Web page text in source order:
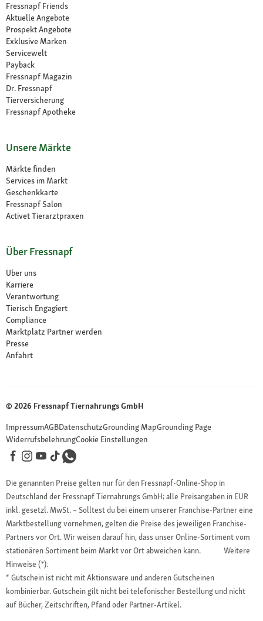
Fressnapf Friends
Aktuelle Angebote
Prospekt Angebote
Exklusive Marken
Servicewelt
Payback
Fressnapf Magazin
Dr. Fressnapf
Tierversicherung
Fressnapf Apotheke
Unsere Märkte
Märkte finden
Services im Markt
Geschenkkarte
Fressnapf Salon
Activet Tierarztpraxen
Über Fressnapf
Über uns
Karriere
Verantwortung
Tierisch Engagiert
Compliance
Marktplatz Partner werden
Presse
Anfahrt
© 2026 Fressnapf Tiernahrungs GmbH
ImpressumAGBDatenschutzGrounding MapGrounding Page
WiderrufsbelehrungCookie Einstellungen
Die genannten Preise gelten nur für den Fressnapf-Online-Shop in
Deutschland der Fressnapf Tiernahrungs GmbH; alle Preisangaben in EUR
inkl. gesetzl. MwSt. – Solltest du bei einem unserer Franchise-Partner eine
Marktbestellung vornehmen, gelten die Preise des jeweiligen Franchise-
Partners vor Ort. Wir weisen darauf hin, dass unser Online-Sortiment vom
stationären Sortiment beim Markt vor Ort abweichen kann.
Weitere
Hinweise (*):
* Gutschein ist nicht mit Aktionsware und anderen Gutscheinen
kombinierbar. Gutschein gilt nicht bei telefonischer Bestellung und nicht
auf Bücher, Zeitschriften, Pfand oder Partner-Artikel.